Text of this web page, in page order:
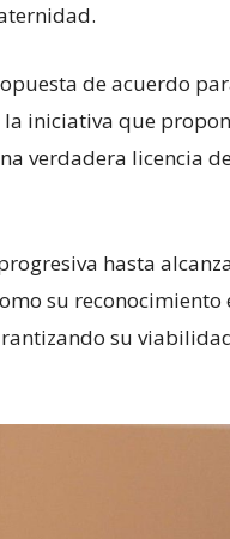
de acuerdo
iniciativa que
verdadera licencia
hasta
su reconocimiento
su